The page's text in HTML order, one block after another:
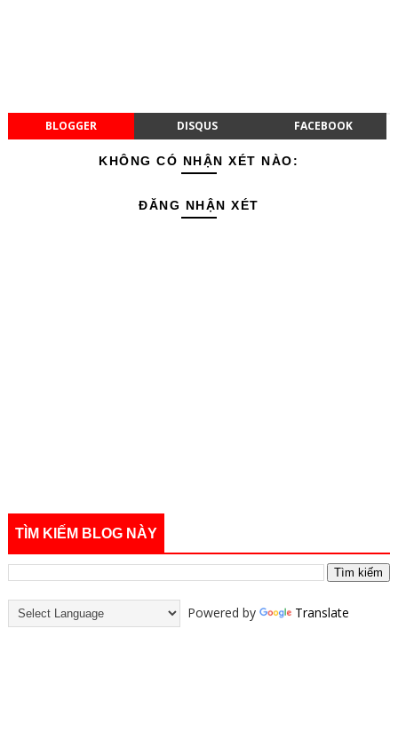
BLOGGER DISQUS FACEBOOK
KHÔNG CÓ NHẬN XÉT NÀO:
ĐĂNG NHẬN XÉT
TÌM KIẾM BLOG NÀY
Powered by Translate